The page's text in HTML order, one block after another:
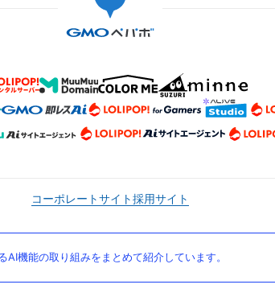
コーポレートサイト採用サイト
機能の取り組みをまとめて紹介しています。